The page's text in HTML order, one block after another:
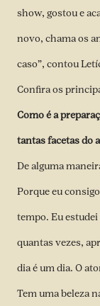
show, gostou e
novo, chama os
caso”, contou
Confira os
Como é a
tantas facetas do
De alguma
Porque eu
tempo. Eu
quantas vezes,
dia é um dia. O
Tem uma beleza